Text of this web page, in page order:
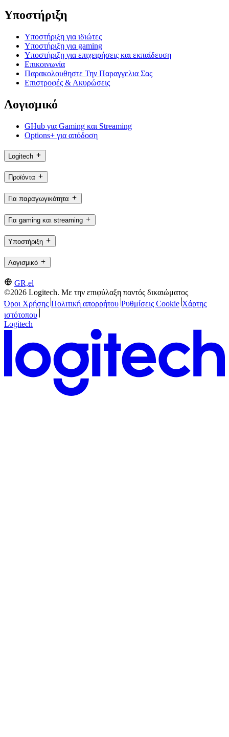
Υποστήριξη
Υποστήριξη για ιδιώτες
Υποστήριξη για gaming
Υποστήριξη για επιχειρήσεις και εκπαίδευση
Επικοινωνία
Παρακολουθηστε Την Παραγγελια Σας
Επιστροφές & Ακυρώσεις
Λογισμικό
GHub για Gaming και Streaming
Options+ για απόδοση
Logitech
Προϊόντα
Για παραγωγικότητα
Για gaming και streaming
Υποστήριξη
Λογισμικό
GR,el
©2026 Logitech. Με την επιφύλαξη παντός δικαιώματος
Όροι Χρήσης Πολιτική απορρήτου Ρυθμίσεις Cookie Χάρτης
ιστότοπου
Logitech